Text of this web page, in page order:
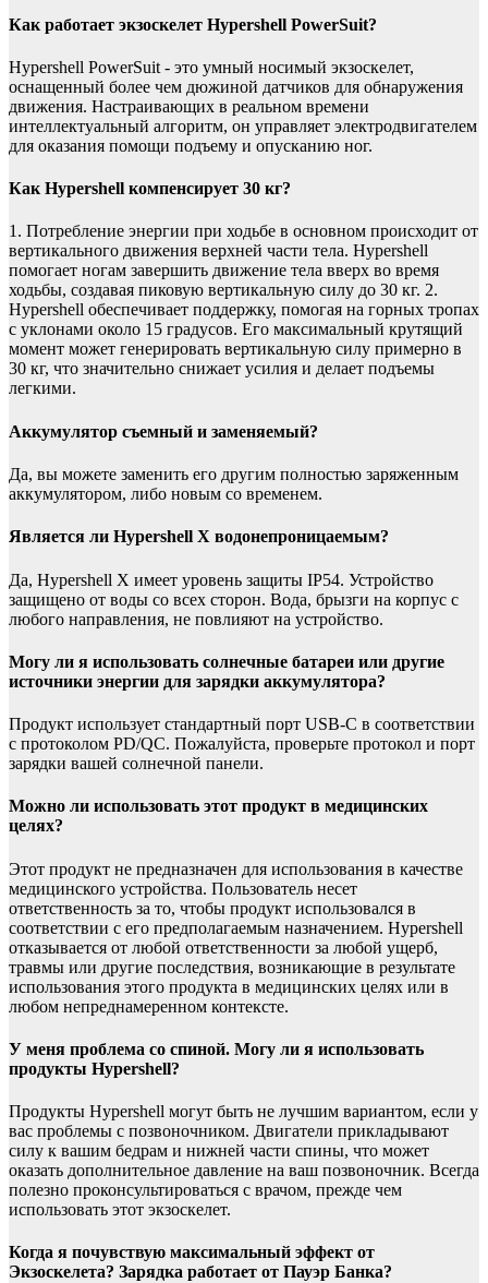
Как работает экзоскелет Hypershell PowerSuit?
Hypershell PowerSuit - это умный носимый экзоскелет,
оснащенный более чем дюжиной датчиков для обнаружения
движения. Настраивающих в реальном времени
интеллектуальный алгоритм, он управляет электродвигателем
для оказания помощи подъему и опусканию ног.
Как Hypershell компенсирует 30 кг?
1. Потребление энергии при ходьбе в основном происходит от
вертикального движения верхней части тела. Hypershell
помогает ногам завершить движение тела вверх во время
ходьбы, создавая пиковую вертикальную силу до 30 кг. 2.
Hypershell обеспечивает поддержку, помогая на горных тропах
с уклонами около 15 градусов. Его максимальный крутящий
момент может генерировать вертикальную силу примерно в
30 кг, что значительно снижает усилия и делает подъемы
легкими.
Аккумулятор съемный и заменяемый?
Да, вы можете заменить его другим полностью заряженным
аккумулятором, либо новым со временем.
Является ли Hypershell X водонепроницаемым?
Да, Hypershell X имеет уровень защиты IP54. Устройство
защищено от воды со всех сторон. Вода, брызги на корпус с
любого направления, не повлияют на устройство.
Могу ли я использовать солнечные батареи или другие
источники энергии для зарядки аккумулятора?
Продукт использует стандартный порт USB-C в соответствии
с протоколом PD/QC. Пожалуйста, проверьте протокол и порт
зарядки вашей солнечной панели.
Можно ли использовать этот продукт в медицинских
целях?
Этот продукт не предназначен для использования в качестве
медицинского устройства. Пользователь несет
ответственность за то, чтобы продукт использовался в
соответствии с его предполагаемым назначением. Hypershell
отказывается от любой ответственности за любой ущерб,
травмы или другие последствия, возникающие в результате
использования этого продукта в медицинских целях или в
любом непреднамеренном контексте.
У меня проблема со спиной. Могу ли я использовать
продукты Hypershell?
Продукты Hypershell могут быть не лучшим вариантом, если у
вас проблемы с позвоночником. Двигатели прикладывают
силу к вашим бедрам и нижней части спины, что может
оказать дополнительное давление на ваш позвоночник. Всегда
полезно проконсультироваться с врачом, прежде чем
использовать этот экзоскелет.
Когда я почувствую максимальный эффект от
Экзоскелета? Зарядка работает от Пауэр Банка?